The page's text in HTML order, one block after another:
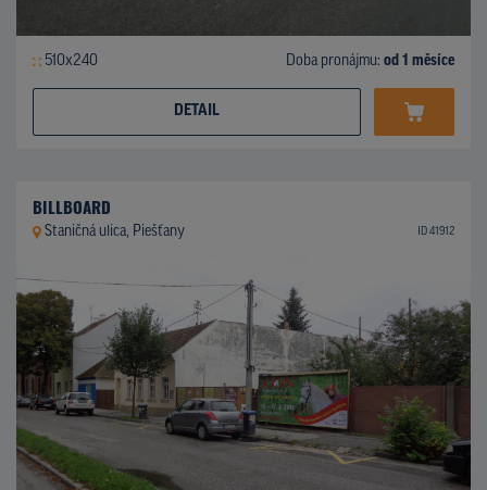
510x240 Doba pronájmu: od 1 měsíce
DETAIL
BILLBOARD
Staničná ulica, Piešťany ID 41912